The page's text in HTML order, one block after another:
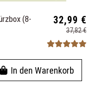
(8-
32,99 €
37,82 €
In den Warenkorb